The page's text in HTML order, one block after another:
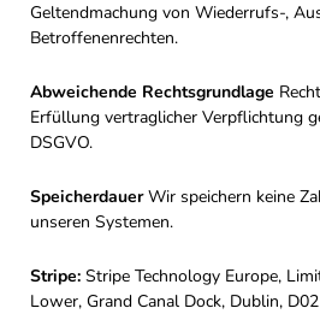
Geltendmachung von Wiederrufs-,
Betroffenenrechten.
Abweichende Rechtsgrundlage
Erfüllung vertraglicher Verpflichtung
DSGVO.
SpeicherdauerWir speichern keine
unseren Systemen.
Stripe: Stripe Technology Europe,
Lower, Grand Canal Dock, Dublin,